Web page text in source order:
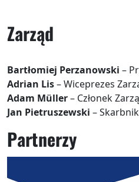
Zarząd
Bartłomiej Perzanowski –
Adrian Lis– Wiceprezes
Adam Müller– Członek
Jan Pietruszewski – Skarbnik
Partnerzy